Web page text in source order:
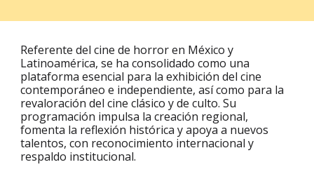
Referente del cine de horror en México y
Latinoamérica, se ha consolidado como una
plataforma esencial para la exhibición del cine
contemporáneo e independiente, así como para la
revaloración del cine clásico y de culto. Su
programación impulsa la creación regional,
fomenta la reflexión histórica y apoya a nuevos
talentos, con reconocimiento internacional y
respaldo institucional.